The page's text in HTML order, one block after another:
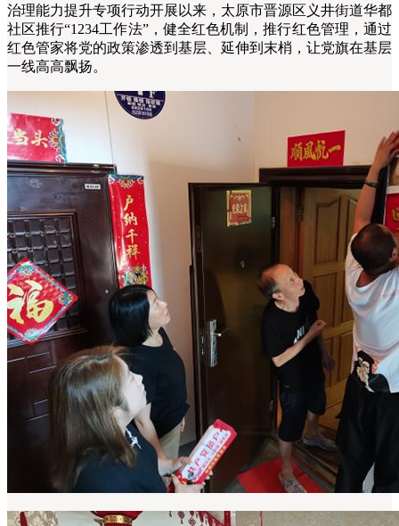
治理能力提升专项行动开展以来，太原市晋源区义井街道华都
社区推行“1234工作法”，健全红色机制，推行红色管理，通过
红色管家将党的政策渗透到基层、延伸到末梢，让党旗在基层
一线高高飘扬。